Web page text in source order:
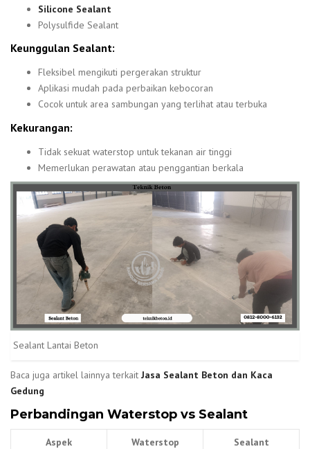
Silicone Sealant
Polysulfide Sealant
Keunggulan Sealant:
Fleksibel mengikuti pergerakan struktur
Aplikasi mudah pada perbaikan kebocoran
Cocok untuk area sambungan yang terlihat atau terbuka
Kekurangan:
Tidak sekuat waterstop untuk tekanan air tinggi
Memerlukan perawatan atau penggantian berkala
Sealant Lantai Beton
Baca juga artikel lainnya terkait Jasa Sealant Beton dan Kaca
Gedung
Perbandingan Waterstop vs Sealant
Aspek Waterstop Sealant